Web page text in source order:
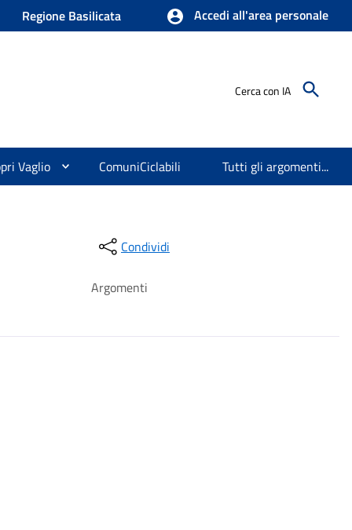
Regione Basilicata Accedi all'area personale
Cerca con IA
Vaglio ComuniCiclabili Tutti gli argomenti...
Condividi
Argomenti